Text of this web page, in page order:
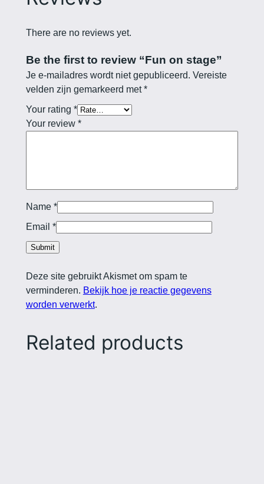
There are no reviews yet.
Be the first to review “Fun on stage”
Je e-mailadres wordt niet gepubliceerd. Vereiste
velden zijn gemarkeerd met*
Your rating *
Your review *
Name *
Email *
Deze site gebruikt Akismet om spam te
verminderen. Bekijk hoe je reactie gegevens
worden verwerkt.
Related products